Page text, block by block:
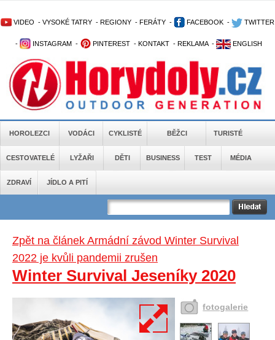
VIDEO - VYSOKÉ TATRY - REGIONY - FERÁTY - FACEBOOK - TWITTER
- INSTAGRAM - PINTEREST - KONTAKT - REKLAMA - ENGLISH
HOROLEZCI VODÁCI CYKLISTÉ BĚŽCI TURISTÉ
CESTOVATELÉ LYŽAŘI DĚTI BUSINESS TEST MÉDIA
ZDRAVÍ JÍDLO A PITÍ
Zpět na článek Armádní závod Winter Survival
2022 je kvůli pandemii zrušen
Winter Survival Jeseníky 2020
fotogalerie